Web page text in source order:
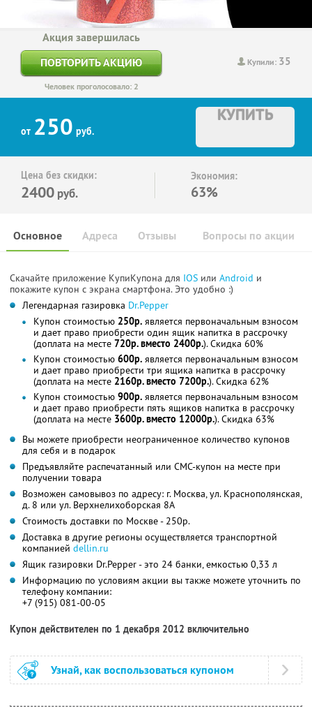
Купили: 35
Акция завершилась
ПОВТОРИТЬ АКЦИЮ
Человек проголосовало: 2
от 250 руб.
КУПИТЬ
Цена без скидки:
2400 руб.
Экономия:
63%
Основное Отзывы Вопросы по акции
Адреса
Скачайте приложение КупиКупона для IOS или Android и
покажите купон с экрана смартфона. Это удобно :)
Легендарная газировка Dr.Pepper
Купон стоимостью 250р. является первоначальным взносом
и дает право приобрести один ящик напитка в рассрочку
(доплата на месте 720р. вместо 2400р.). Скидка 60%
Купон стоимостью 600р. является первоначальным взносом
и дает право приобрести три ящика напитка в рассрочку
(доплата на месте 2160р. вместо 7200р.). Скидка 62%
Купон стоимостью 900р. является первоначальным взносом
и дает право приобрести пять ящиков напитка в рассрочку
(доплата на месте 3600р. вместо 12000р.). Скидка 63%
Вы можете приобрести неограниченное количество купонов
для себя и в подарок
Предъявляйте распечатанный или СМС-купон на месте при
получении товара
Возможен самовывоз по адресу: г. Москва, ул. Краснополянская,
д. 8 или ул. Верхнелихоборская 8А
Стоимость доставки по Москве - 250р.
Доставка в другие регионы осуществляется транспортной
компанией dellin.ru
Ящик газировки Dr.Pepper - это 24 банки, емкостью 0,33 л
Информацию по условиям акции вы также можете уточнить по
телефону компании:
+7 (915) 081-00-05
Купон действителен по 1 декабря 2012 включительно
Узнай, как воспользоваться купоном